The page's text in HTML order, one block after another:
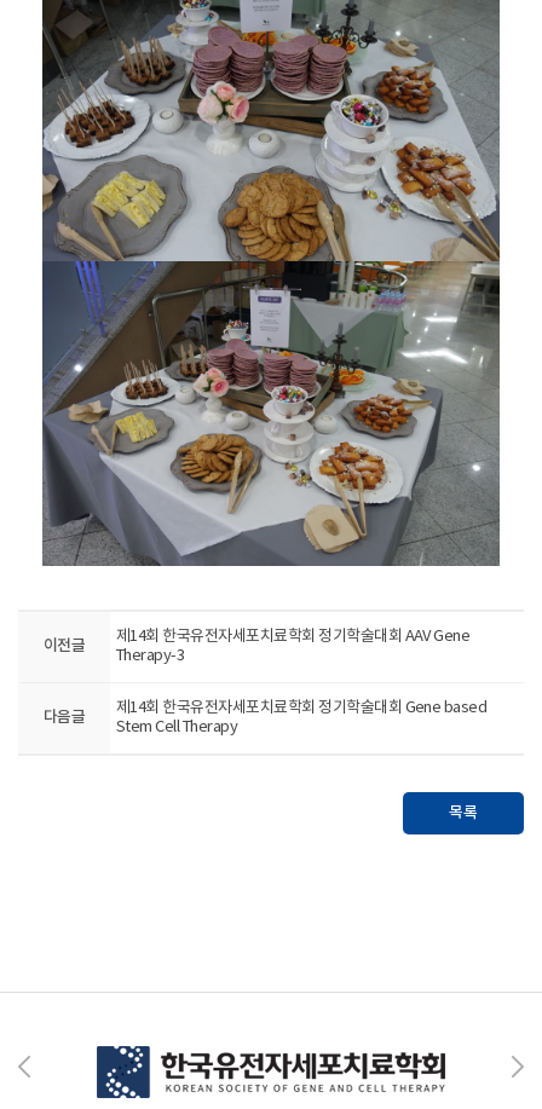
이전글
제14회 한국유전자세포치료학회 정기학술대회 AAV Gene
Therapy-3
다음글
제14회 한국유전자세포치료학회 정기학술대회 Gene based
Stem Cell Therapy
목록